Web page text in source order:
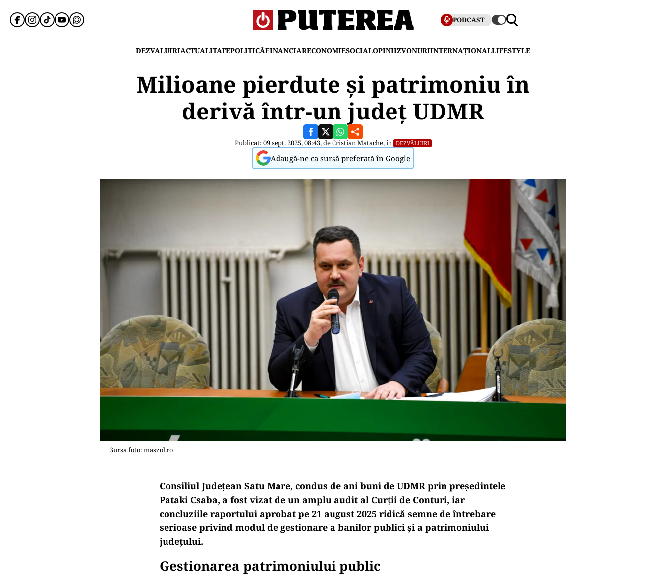
PODCAST
DEZVALUIRIACTUALITATEPOLITICĂFINANCIARECONOMIESOCIALOPINIIZVONURIINTERNAȚIONALLIFESTYLE
Milioane pierdute și patrimoniu în
derivă într-un județ UDMR
Publicat: 09 sept. 2025, 08:43, deCristian Matache, în DEZVĂLUIRI
Adaugă-ne ca sursă preferată în Google
Sursa foto: maszol.ro
Consiliul Județean Satu Mare, condus de ani buni de UDMR prin președintele
Pataki Csaba, a fost vizat de un amplu audit al Curții de Conturi, iar
concluziile raportului aprobat pe 21 august 2025 ridică semne de întrebare
serioase privind modul de gestionare a banilor publici și a patrimoniului
județului.
Gestionarea patrimoniului public